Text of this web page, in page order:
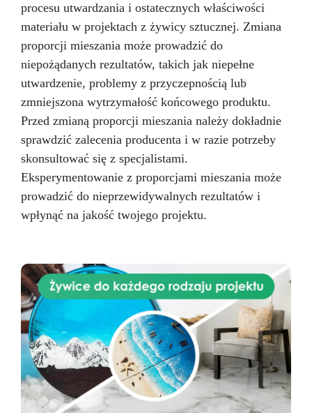
procesu utwardzania i ostatecznych właściwości
materiału w projektach z żywicy sztucznej. Zmiana
proporcji mieszania może prowadzić do
niepożądanych rezultatów, takich jak niepełne
utwardzenie, problemy z przyczepnością lub
zmniejszona wytrzymałość końcowego produktu.
Przed zmianą proporcji mieszania należy dokładnie
sprawdzić zalecenia producenta i w razie potrzeby
skonsultować się z specjalistami.
Eksperymentowanie z proporcjami mieszania może
prowadzić do nieprzewidywalnych rezultatów i
wpłynąć na jakość twojego projektu.